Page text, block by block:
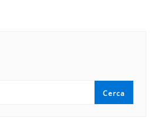
Cerca